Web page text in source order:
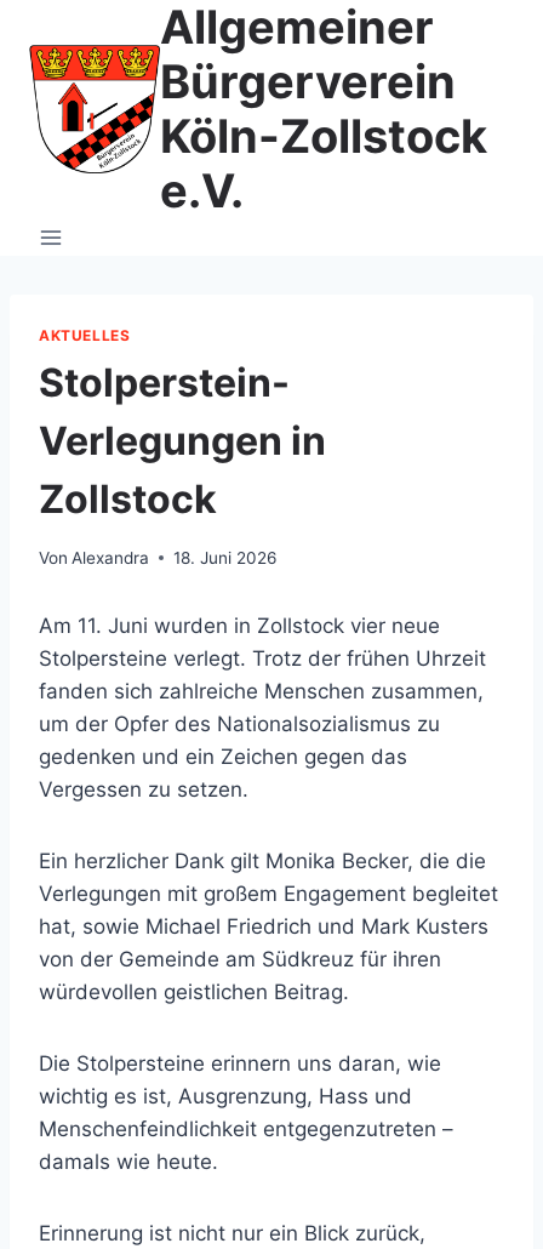
Inhalt
springen
Allgemeiner
Bürgerverein
Köln-Zollstock
e.V.
AKTUELLES
Stolperstein-
Verlegungen in
Zollstock
Von Alexandra 18. Juni 2026
Am 11. Juni wurden in Zollstock vier neue
Stolpersteine verlegt. Trotz der frühen Uhrzeit
fanden sich zahlreiche Menschen zusammen,
um der Opfer des Nationalsozialismus zu
gedenken und ein Zeichen gegen das
Vergessen zu setzen.
Ein herzlicher Dank gilt Monika Becker, die die
Verlegungen mit großem Engagement begleitet
hat, sowie Michael Friedrich und Mark Kusters
von der Gemeinde am Südkreuz für ihren
würdevollen geistlichen Beitrag.
Die Stolpersteine erinnern uns daran, wie
wichtig es ist, Ausgrenzung, Hass und
Menschenfeindlichkeit entgegenzutreten –
damals wie heute.
Erinnerung ist nicht nur ein Blick zurück,